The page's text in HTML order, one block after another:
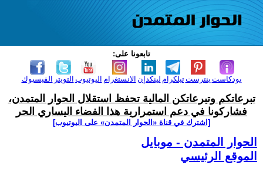
تابعونا على:
الفيسبوك التويتر اليوتيوب الانستغرام لينكدإن تيلكرامبنترست بودكاست
تبرعاتكم وتبرعاتكن المالية تحفظ استقلال الحوار المتمدن،
فشاركونا في دعم استمرارية هذا الفضاء اليساري الحر
[اشترك في قناة ‫«الحوار المتمدن» على اليوتيوب]
الحوار المتمدن - موبايل
الموقع الرئيسي